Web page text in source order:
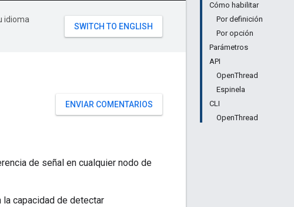
Cómo habilitar
Por definición
Por opción
Parámetros
API
OpenThread
Espinela
CLI
OpenThread
idioma
ENVIAR COMENTARIOS
de señal en cualquier nodo de
capacidad de detectar